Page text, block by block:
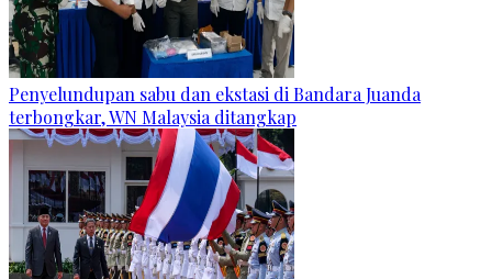
Penyelundupan sabu dan ekstasi di Bandara Juanda
terbongkar, WN Malaysia ditangkap